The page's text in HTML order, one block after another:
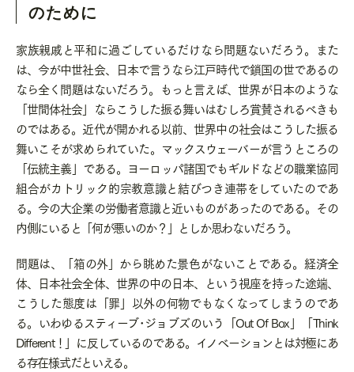
のために
家族親戚と平和に過ごしているだけなら問題ないだろう。また
は、今が中世社会、日本で言うなら江戸時代で鎖国の世であるの
なら全く問題はないだろう。もっと言えば、世界が日本のような
「世間体社会」ならこうした振る舞いはむしろ賞賛されるべきも
のではある。近代が開かれる以前、世界中の社会はこうした振る
舞いこそが求められていた。マックスウェーバーが言うところの
「伝統主義」である。ヨーロッパ諸国でもギルドなどの職業協同
組合がカトリック的宗教意識と結びつき連帯をしていたのであ
る。今の大企業の労働者意識と近いものがあったのである。その
内側にいると「何が悪いのか？」としか思わないだろう。
問題は、「箱の外」から眺めた景色がないことである。経済全
体、日本社会全体、世界の中の日本、という視座を持った途端、
こうした態度は「罪」以外の何物でもなくなってしまうのであ
る。いわゆるスティーブ･ジョブズのいう「Out Of Box」「Think
Different！」に反しているのである。イノベーションとは対極にあ
る存在様式だといえる。